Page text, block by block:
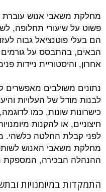
מחלקת משאבי אנוש עוברת
פשוט על שיעורי תחלופה,
הם בעלי פוטנציאל גבוה
הבאים, בהתבסס על גורמים
אחרון, והיסטוריית ניידות
נתונים משולבים
לבנות מודל של העלויות
כישרונות שונות, כמו
חיצוניים, או להקנות
לפני קבלת החלטה
מחלקת משאבי האנוש
ההנהלה הבכירה, המספקת
התמקדות במיומנויות